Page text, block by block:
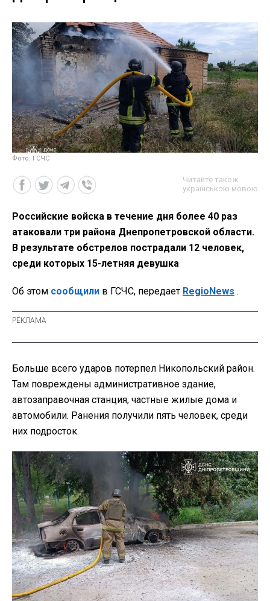
Фото: ГСЧС
Читайте також
українською мовою
Российские войска в течение дня более 40 раз
атаковали три района Днепропетровской области.
В результате обстрелов пострадали 12 человек,
среди которых 15-летняя девушка
Об этом сообщили в ГСЧС, передает RegioNews .
Больше всего ударов потерпел Никопольский район.
Там повреждены административное здание,
автозаправочная станция, частные жилые дома и
автомобили. Ранения получили пять человек, среди
них подросток.